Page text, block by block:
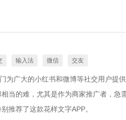
输入法 微信 交友
为广大的小红书和微博等社交用户提
当的难，尤其是作为商家推广者，
推荐了这款花样文字APP。